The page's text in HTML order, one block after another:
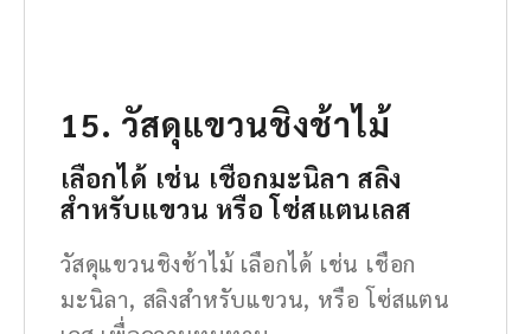
15. วัสดุแขวนชิงช้าไม้
เลือกได้ เช่น เชือกมะนิลา สลิง
สำหรับแขวน หรือ โซ่สแตนเลส
วัสดุแขวนชิงช้าไม้ เลือกได้ เช่น เชือก
มะนิลา, สลิงสำหรับแขวน, หรือ โซ่สแตน